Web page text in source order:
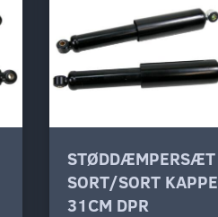
STØDDÆMPERSÆT
SORT/SORT KAPPE
31CM DPR